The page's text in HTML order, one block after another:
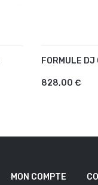
FORMULE DJ
828,00 €
AJOUTER
MON COMPTE